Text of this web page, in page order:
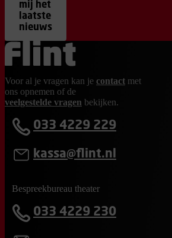
mij het
laatste
nieuws
Ga terug naar de homepage
Voor al je vragen kan je contact met
ons opnemen of de
veelgestelde vragen bekijken.
033 4229 229
kassa@flint.nl
Bespreekbureau theater
033 4229 230